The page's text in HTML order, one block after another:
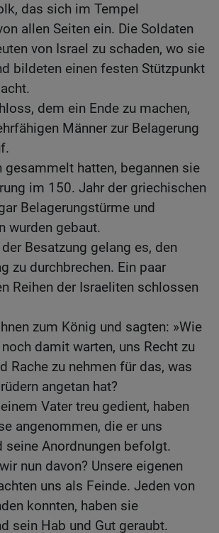
das sich im Tempel
allen Seiten ein. Die Soldaten
von Israel zu schaden, wo sie
bildeten einen festen Stützpunkt
dem ein Ende zu machen,
Männer zur Belagerung
gesammelt hatten, begannen sie
im 150. Jahr der griechischen
Belagerungstürme und
wurden gebaut.
Besatzung gelang es, den
zu durchbrechen. Ein paar
Reihen der Israeliten schlossen
zum König und sagten: »Wie
damit warten, uns Recht zu
Rache zu nehmen für das, was
angetan hat?
Vater treu gedient, haben
angenommen, die er uns
seine Anordnungen befolgt.
nun davon? Unsere eigenen
uns als Feinde. Jeden von
konnten, haben sie
sein Hab und Gut geraubt.